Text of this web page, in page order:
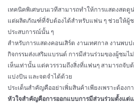
เทคนิคพิเศษบนเวทีสามารถทำให้การแสดงสดดู
แต่ผลิตภัณฑ์ที่จับต้องได้สำหรับแฟน ๆ ช่วยให้ผู้ช
ประสบการณ์นั้น ๆ
สำหรับการแสดงคอนเสิร์ต งานเทศกาล งานพบ
กิจกรรมส่งเสริมแบรนด์ การมีส่วนร่วมของผู้ชม
เห็นเท่านั้น แต่ควรรวมถึงสิ่งที่แฟนๆ สามารถจับ
แบ่งปัน และจดจำได้ด้วย
ประเด็นสำคัญคืออย่าเพิ่มสินค้าเพียงเพราะต้องก
หัวใจสำคัญคือการออกแบบการมีส่วนร่วมตั้งแต่